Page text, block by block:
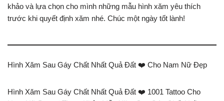
khảo và lựa chọn cho mình những mẫu hình xăm yêu thích
trước khi quyết định xăm nhé. Chúc một ngày tốt lành!
Hình Xăm Sau Gáy Chất Nhất Quả Đất ❤️ Cho Nam Nữ Đẹp
Hình Xăm Sau Gáy Chất Nhất Quả Đất ❤️ 1001 Tattoo Cho